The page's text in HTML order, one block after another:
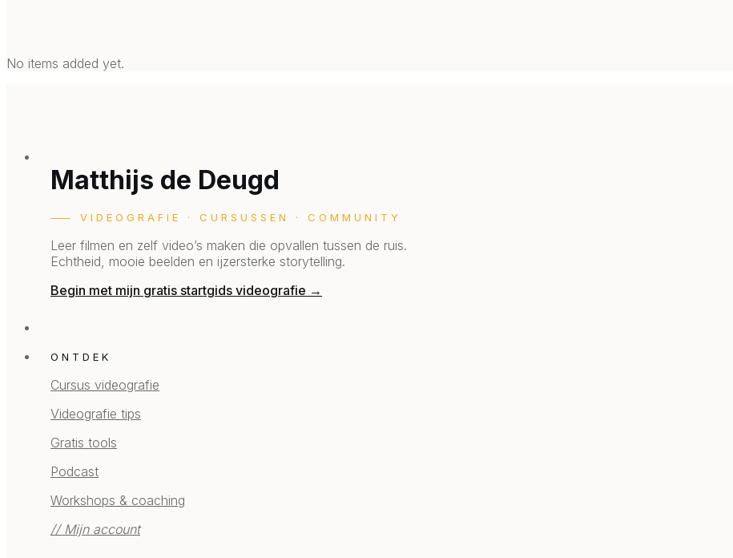
No items added yet.
Matthijs de Deugd
⸺ VIDEOGRAFIE · CURSUSSEN · COMMUNITY
Leer filmen en zelf video’s maken die opvallen tussen de ruis.
Echtheid, mooie beelden en ijzersterke storytelling.
Begin met mijn gratis startgids videografie →
ONTDEK
Cursus videografie
Videografie tips
Gratis tools
Podcast
Workshops & coaching
// Mijn account